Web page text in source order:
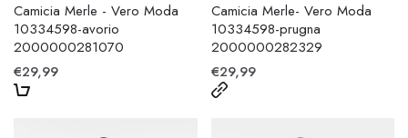
Camicia Merle - Vero Moda
10334598-avorio
2000000281070
€29,99
Camicia Merle- Vero Moda
10334598-prugna
2000000282329
€29,99